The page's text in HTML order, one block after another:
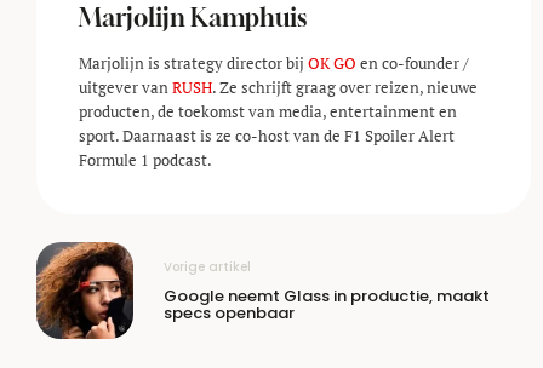
Marjolijn Kamphuis
Marjolijn is strategy director bij OK GO en co-founder /
uitgever vanRUSH. Ze schrijft graag over reizen, nieuwe
producten, de toekomst van media, entertainment en
sport. Daarnaast is ze co-host van de F1 Spoiler Alert
Formule 1 podcast.
Vorige artikel
Google neemt Glass in productie, maakt
specs openbaar